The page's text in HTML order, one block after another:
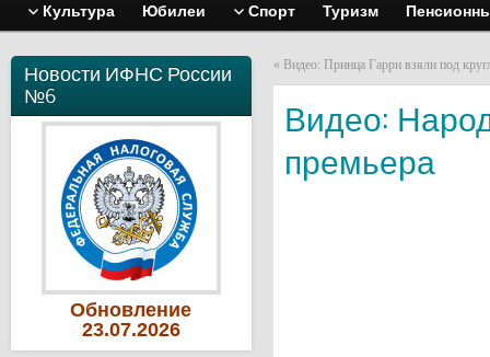
Культура Юбилеи Спорт Туризм
Новости ИФНС России
№6
Обновление
23.07.2026
« Видео: Принца Гарри взяли под
Видео:
премьера